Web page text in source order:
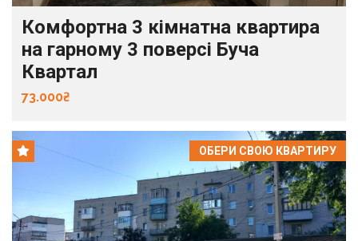
Комфортна 3 кімнатна квартира
на гарному 3 поверсі Буча
Квартал
73.000₴
ОБЕРИ СВОЮ КВАРТИРУ